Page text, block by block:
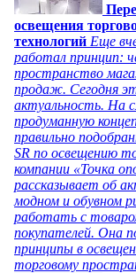
освещения
технологий Еще
работал принцип:
пространство
продаж. Сегодня
актуальность. На
продуманную
правильно
SR по освещению
компании «Точка
рассказывает об
модном и обувном
работать с
покупателей. Она
принципы в
торговому